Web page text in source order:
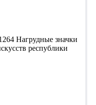
Нагрудные значки
республики